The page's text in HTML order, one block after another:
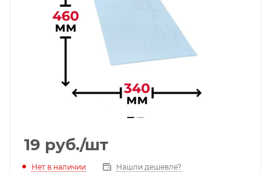
19 руб./шт
Нет в наличии Нашли дешевле?